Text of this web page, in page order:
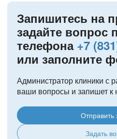
Запишитесь на
задайте вопрос
телефона +7
или заполните
Администратор клиники с
ваши вопросы и запишет к
Отправить
Задать